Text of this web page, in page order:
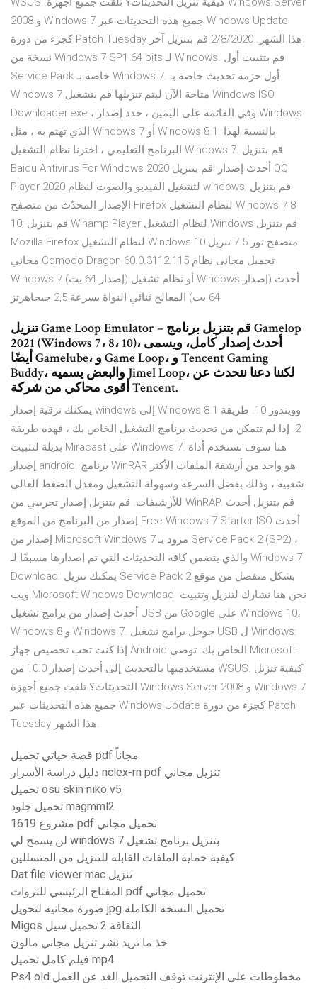
2008 و Windows 7 جميع هذه التحديثات عبر Windows Update
كجزء من دورة Patch Tuesday هذا الشهر. 2/8/2020 قم بتنزيل آخر
نسخة من Windows 7 SP1 64 bits لـ Windows. قم بتثبيت أول
Service Pack خاصة بـ Windows 7. أول حزمة تحديث خاصة بـ
Windows 7 متاحة الآن ليتم تنزيلها قم بتشغيل Windows ISO
Downloader.exe ، وفي القائمة على اليمين ، حدد إصدار Windows
الذي تهتم به ، مثل Windows 7 أو Windows 8.1. بالنسبة لهذا
البرنامج التعليمي ، اخترنا نظام التشغيل Windows 7. قم بتنزيل
Baidu Antivirus For Windows 2020 أحدث إصدار; قم بتنزيل QQ
Player 2020 لتشغيل الفيديو والصوت لنظام windows; قم بتنزيل
الإصدار المحدّث من متصفح Firefox لنظام التشغيل Windows 7 8
10; قم بتنزيل Winamp Player لنظام التشغيل Windows قم بتنزيل
Mozilla Firefox لنظام التشغيل Windows 10 متصفح تور 7.5 تنزيل
مجاني Comodo Dragon 60.0.3112.115 تحميل مجانى نظام
Windows 7 (إصدار 64 بت) أو نظام تشغيل Windows أحدث (إصدار
64 بت) المعالج ثنائي النواة بسرعة 2,5 جيجاهرتز
تنزيل Game Loop Emulator – قم بتنزيل برنامج Gamelop
2021 (Windows 7، 8، 10)، أحدث إصدار كامل، ويسمى
أيضًا Gamelube، و Game Loop، و Tencent Gaming
Buddy، والبعض يسميه Jimel Loop، لكننا دعنا نتحدث عن
أقوى محاكي من شركة Tencent.
يمكنك ترقية إصدار windows إلى Windows 8.1 وويندوز 10. طريقة
2. إذا لم تتمكن من تحديث برنامج التشغيل الخاص بك ، فهذه طريقة
بديلة لتثبيت Miracast على Windows 7. هنا سوف نستخدم أداة
إصدار android. برنامج WinRAR هو واحد من أرشفة الملفات الأكثر
شعبية ، وذلك بفضل السرعة وسهولة التشغيل ومعدل الضغط العالي
للأرشيفات. قم بتنزيل إصدار تجريبي من WinRAP. قم بتنزيل أحدث
إصدار من البرنامج من الموقع Free Windows 7 Starter ISO أحدث
إصدار من Microsoft Windows 7 مزود بـ Service Pack 2 (SP2) ،
والذي يتضمن كافة التحديثات التي تم إصدارها مسبقًا لـ Windows 7
Download. يمكنك تنزيل Service Pack 2 بشكل منفصل من موقع
ويب Microsoft Windows Download. نحن هنا نشارك لتنزيل وتثبيت
أحدث إصدار من برامج تشغيل USB من Google على Windows 10،
Windows 8 و Windows 7. جوجل برامج تشغيل USB ل Windows:
إذا كنت تحب تخصيص جهاز Android الخاص بك. توصي Microsoft
مستخدميها بالتحديث إلى أحدث إصدار 10.0 من WSUS. كيفية تنزيل
التحديثات؟ تلقت جميع أجهزة Windows Server 2008 و Windows 7
جميع هذه التحديثات عبر Windows Update كجزء من دورة Patch
Tuesday هذا الشهر.
قصة حياتي تحميل pdf مجاناً
دليل دراسة الأسرار nclex-rn pdf تنزيل مجاني
تحميل osu skin niko v5
تحميل جلود magmml2
1619 مشروع pdf تحميل مجاني
لن يسمح لي windows 7 بتنزيل برنامج تشغيل
كيفية حماية الملفات القابلة للتنزيل من المتسللين
Dat file viewer mac تنزيل
المفتاح الرئيسي للثروات pdf تحميل مجاني
صورة مجانية لتحويل jpg تحميل النسخة الكاملة
Migos الثقافة 2 تحميل سيل
خذ ما تريد نشر تنزيل مجاني مالون
فيلم كامل تحميل mp4
Ps4 old مخطوطات على الإنترنت توقف التحميل الغد عن العمل